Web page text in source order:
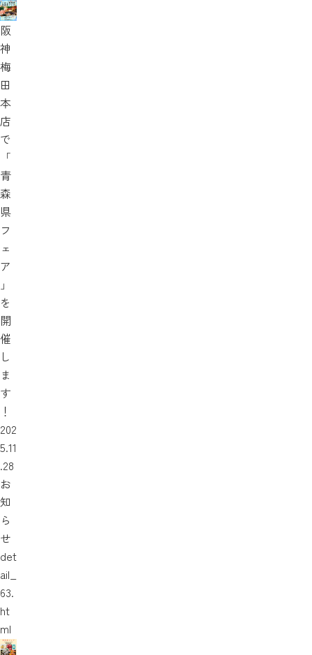
阪
神
梅
田
本
店
で
「
青
森
県
フ
ェ
ア
」
を
開
催
し
ま
す
！
202
5.11
.28
お
知
ら
せ
det
ail_
63.
ht
ml